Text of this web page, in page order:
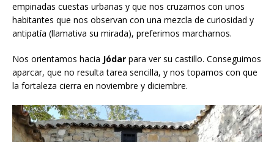
empinadas cuestas urbanas y que nos cruzamos con unos
habitantes que nos observan con una mezcla de curiosidad y
antipatía (llamativa su mirada), preferimos marcharnos.
Nos orientamos hacia Jódar para ver su castillo. Conseguimos
aparcar, que no resulta tarea sencilla, y nos topamos con que
la fortaleza cierra en noviembre y diciembre.